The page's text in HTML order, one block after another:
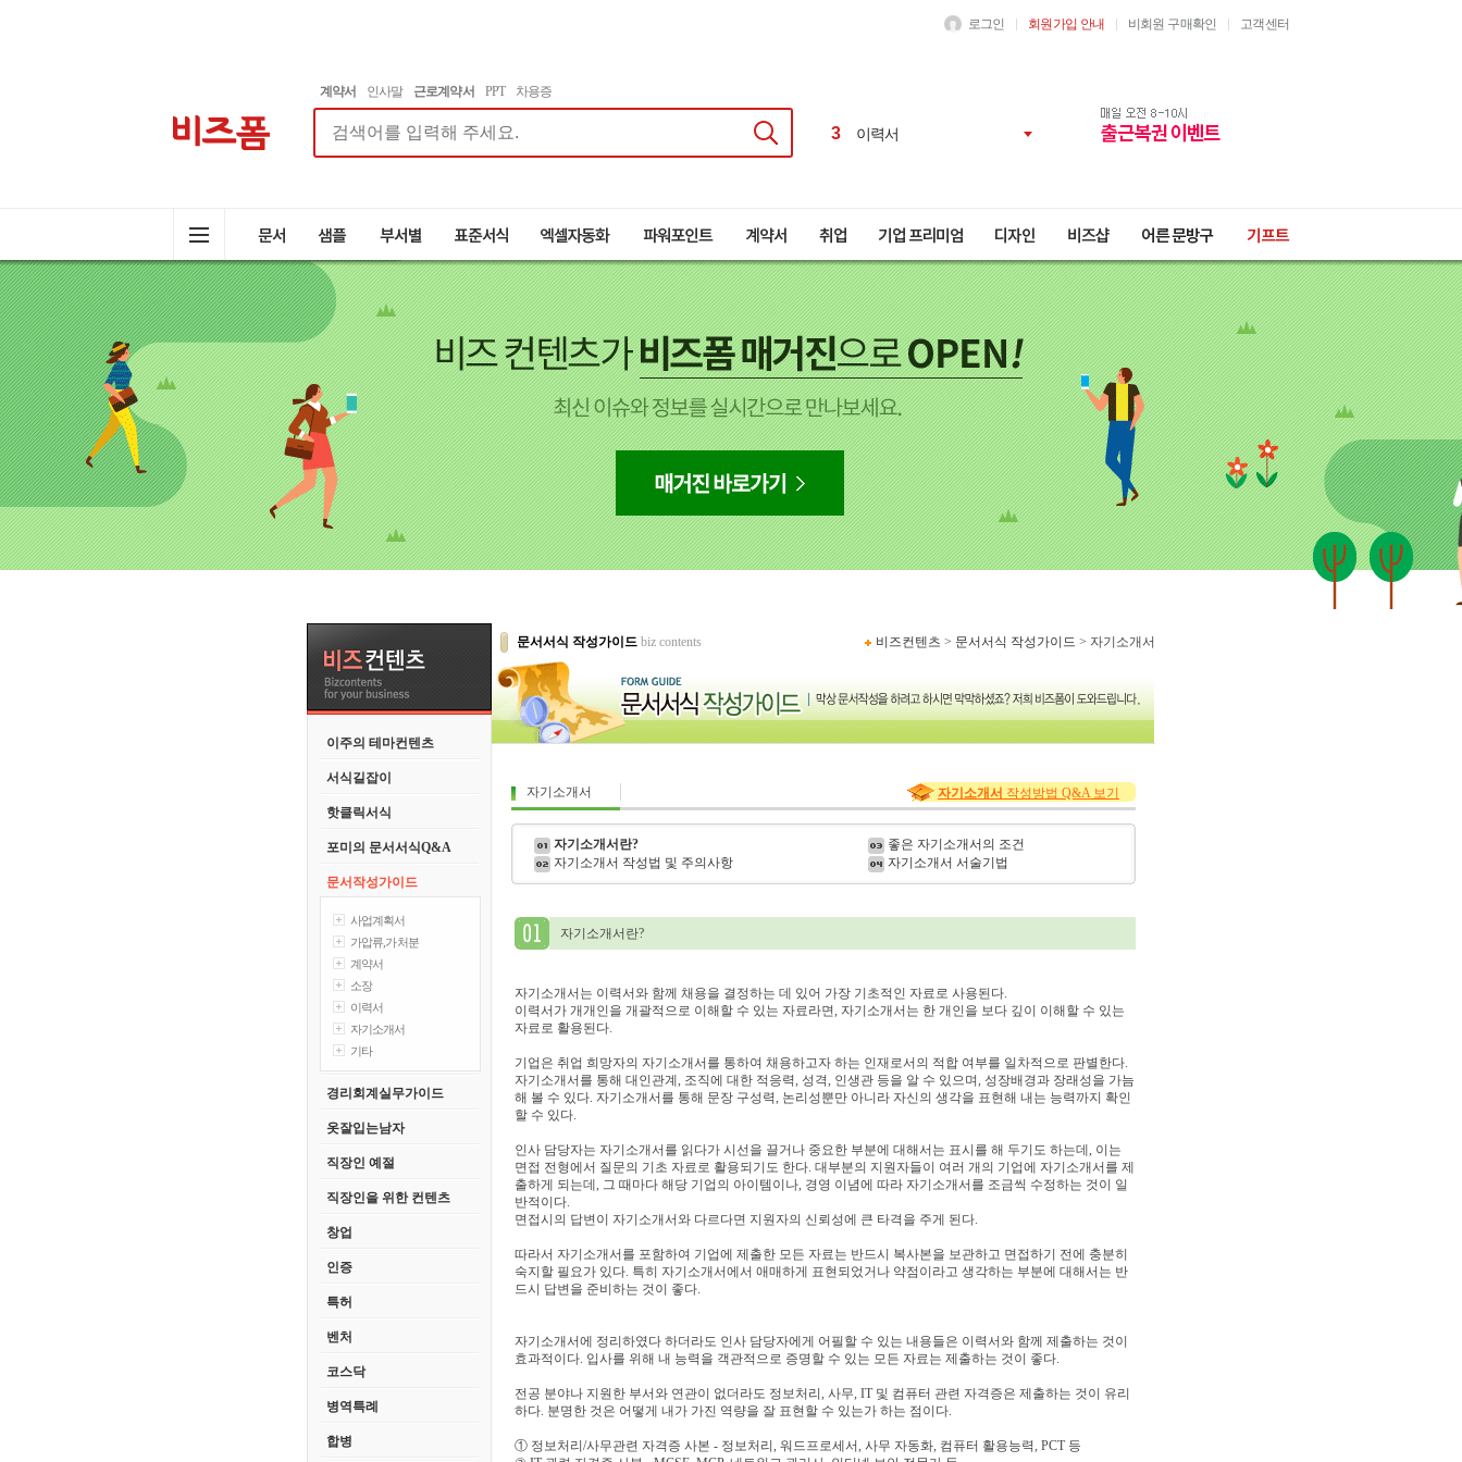
로그인 회원가입 안내 비회원 구매확인 고객센터
계약서 인사말 근로계약서 PPT 차용증
3 이력서
1 달력
이주의 테마컨텐츠
서식길잡이
핫클릭서식
포미의 문서서식Q&A
문서작성가이드
사업계획서
가압류,가처분
계약서
소장
이력서
자기소개서
기타
경리회계실무가이드
옷잘입는남자
직장인 예절
직장인을 위한 컨텐츠
창업
인증
특허
벤처
코스닥
병역특례
합병
문서서식 작성가이드 biz contents 비즈컨텐츠 > 문서서식 작성가이드 > 자기소개서
자기소개서 자기소개서 작성방법 Q&A 보기
자기소개서란?
좋은 자기소개서의 조건
자기소개서 작성법 및 주의사항
자기소개서 서술기법
자기소개서란?
자기소개서는 이력서와 함께 채용을 결정하는 데 있어 가장 기초적인 자료로 사용된다.
이력서가 개개인을 개괄적으로 이해할 수 있는 자료라면, 자기소개서는 한 개인을 보다 깊이 이해할 수 있는
자료로 활용된다.
기업은 취업 희망자의 자기소개서를 통하여 채용하고자 하는 인재로서의 적합 여부를 일차적으로 판별한다.
자기소개서를 통해 대인관계, 조직에 대한 적응력, 성격, 인생관 등을 알 수 있으며, 성장배경과 장래성을 가늠
해 볼 수 있다. 자기소개서를 통해 문장 구성력, 논리성뿐만 아니라 자신의 생각을 표현해 내는 능력까지 확인
할 수 있다.
인사 담당자는 자기소개서를 읽다가 시선을 끌거나 중요한 부분에 대해서는 표시를 해 두기도 하는데, 이는
면접 전형에서 질문의 기초 자료로 활용되기도 한다. 대부분의 지원자들이 여러 개의 기업에 자기소개서를 제
출하게 되는데, 그 때마다 해당 기업의 아이템이나, 경영 이념에 따라 자기소개서를 조금씩 수정하는 것이 일
반적이다.
면접시의 답변이 자기소개서와 다르다면 지원자의 신뢰성에 큰 타격을 주게 된다.
따라서 자기소개서를 포함하여 기업에 제출한 모든 자료는 반드시 복사본을 보관하고 면접하기 전에 충분히
숙지할 필요가 있다. 특히 자기소개서에서 애매하게 표현되었거나 약점이라고 생각하는 부분에 대해서는 반
드시 답변을 준비하는 것이 좋다.
자기소개서에 정리하였다 하더라도 인사 담당자에게 어필할 수 있는 내용들은 이력서와 함께 제출하는 것이
효과적이다. 입사를 위해 내 능력을 객관적으로 증명할 수 있는 모든 자료는 제출하는 것이 좋다.
전공 분야나 지원한 부서와 연관이 없더라도 정보처리, 사무, IT 및 컴퓨터 관련 자격증은 제출하는 것이 유리
하다. 분명한 것은 어떻게 내가 가진 역량을 잘 표현할 수 있는가 하는 점이다.
① 정보처리/사무관련 자격증 사본 - 정보처리, 워드프로세서, 사무 자동화, 컴퓨터 활용능력, PCT 등